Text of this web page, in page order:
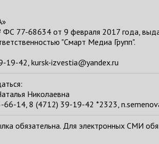
77-68634 от 9 февраля 2017 года,
"Смарт Медиа Групп".
19-42, kursk-izvestia@yandex.ru
Николаевна
14, 8 (4712) 39-19-42 *2323,
обязательна. Для электронных СМИ